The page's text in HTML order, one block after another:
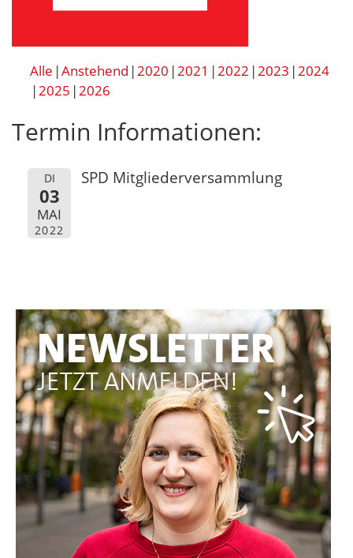
Alle Anstehend 2020 2021 2022 2023 2024
2025 2026
Termin Informationen:
DI
03
MAI
2022
SPD Mitgliederversammlung